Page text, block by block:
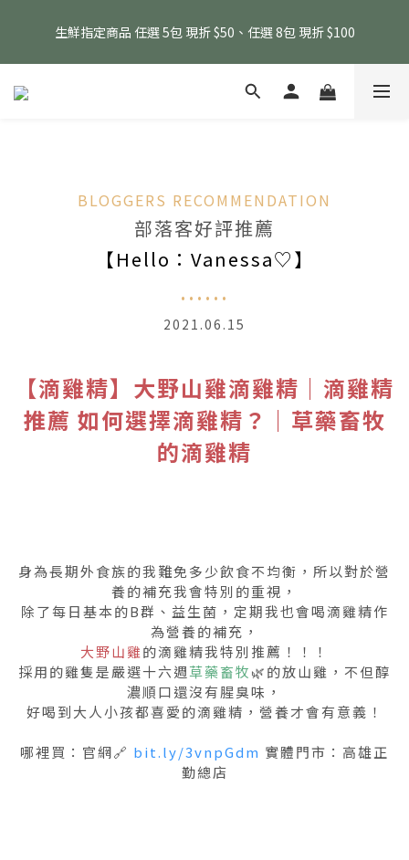
商品除外)
生鮮指定商品 任選 5包 現折 $50、任選 8包 現折 $100
消費滿 $1800 贈送原味滴雞精1包、$6000 贈送黑金豬肉鬆 (指定
BLOGGERS RECOMMENDATION
部落客好評推薦
【Hello：Vanessa♡】
......
2021.06.15
【滴雞精】大野山雞滴雞精｜滴雞精
推薦 如何選擇滴雞精？｜草藥畜牧
的滴雞精
身為長期外食族的我難免多少飲食不均衡，所以對於營
養的補充我會特別的重視，
除了每日基本的B群、益生菌，定期我也會喝滴雞精作
為營養的補充，
大野山雞的滴雞精我特別推薦！！！
採用的雞隻是嚴選十六週草藥畜牧🌿的放山雞，不但醇
濃順口還沒有腥臭味，
好喝到大人小孩都喜愛的滴雞精，營養才會有意義！
哪裡買：官網🔗 bit.ly/3vnpGdm 實體門市：高雄正
勤總店